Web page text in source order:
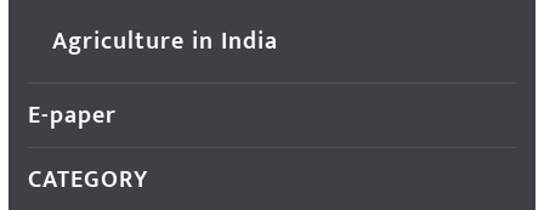
Agriculture in India
E-paper
CATEGORY